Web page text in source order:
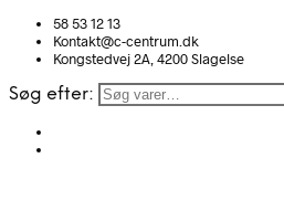
58 53 12 13
Kontakt@c-centrum.dk
Kongstedvej 2A, 4200 Slagelse
Søg efter: